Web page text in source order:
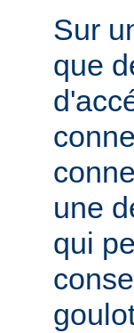
Sur
que
une
qui